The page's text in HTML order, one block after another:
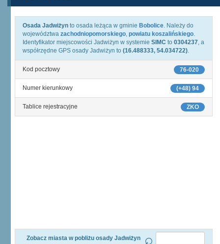
Osada Jadwiżyn to osada leżąca w gminie Bobolice. Należy do
województwa zachodniopomorskiego, powiatu koszalińskiego.
Identyfikator miejscowości Jadwiżyn w systemie SIMC to 0304237, a
współrzędne GPS osady Jadwiżyn to (16.488333, 54.034722).
76-020
Kod pocztowy
(+48) 94
Numer kierunkowy
ZKO
Tablice rejestracyjne
Zobacz miasta w pobliżu osady Jadwiżyn